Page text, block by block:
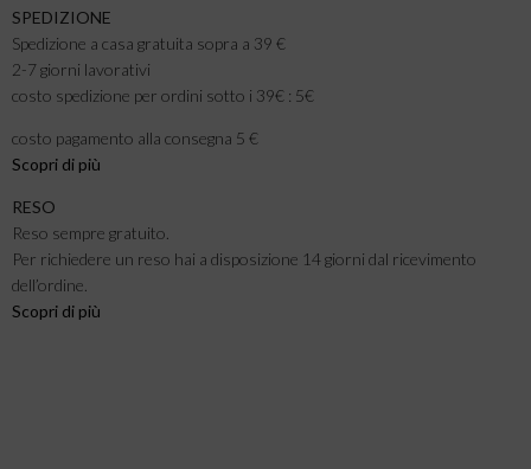
SPEDIZIONE
Spedizione a casa gratuita sopra a 39 €
2-7 giorni lavorativi
costo spedizione per ordini sotto i 39€ : 5€
costo pagamento alla consegna 5 €
Scopri di più
RESO
Reso sempre gratuito.
Per richiedere un reso hai a disposizione 14 giorni dal ricevimento
dell’ordine.
Scopri di più